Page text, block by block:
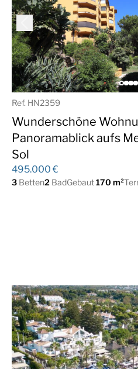
Ref. HN2359
Wunderschöne
Panoramablick aufs
Sol
495.000 €
3 Betten2 BadGebaut170 m²